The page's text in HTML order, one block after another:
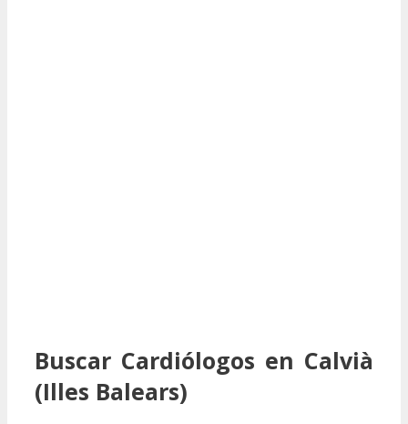
Buscar Cardiólogos en Calvià
(Illes Balears)